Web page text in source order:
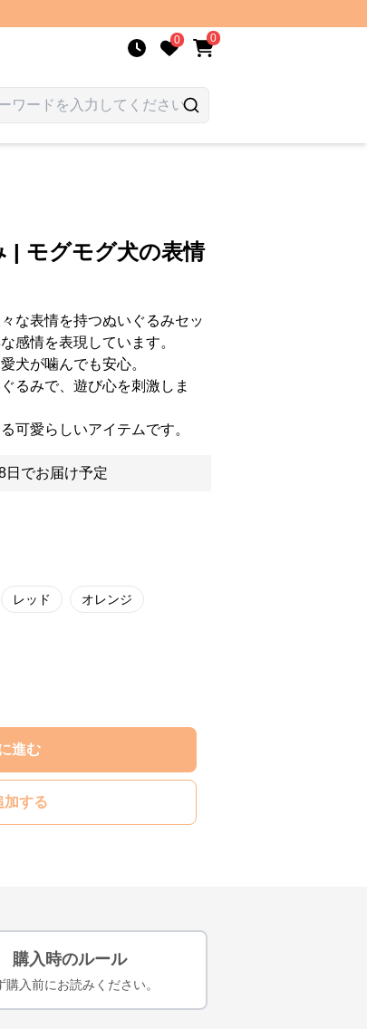
0 0
| モグモグ犬の表情
な表情を持つぬいぐるみセッ
感情を表現しています。
犬が噛んでも安心。
るみで、遊び心を刺激しま
可愛らしいアイテムです。
日でお届け予定
レッド オレンジ
進む
加する
購入時のルール
購入前にお読みください。